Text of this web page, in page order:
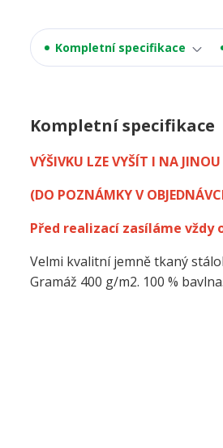
Kompletní specifikace
Kompletní specifikace
VÝŠIVKU LZE VYŠÍT I NA
(DO POZNÁMKY V
Před realizací zasíláme
Velmi kvalitní jemně tkaný
Gramáž 400 g/m2. 100 % bavlna.